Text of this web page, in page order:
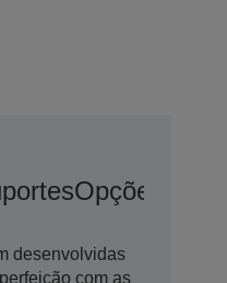
Opções
desenvolvidas
com as